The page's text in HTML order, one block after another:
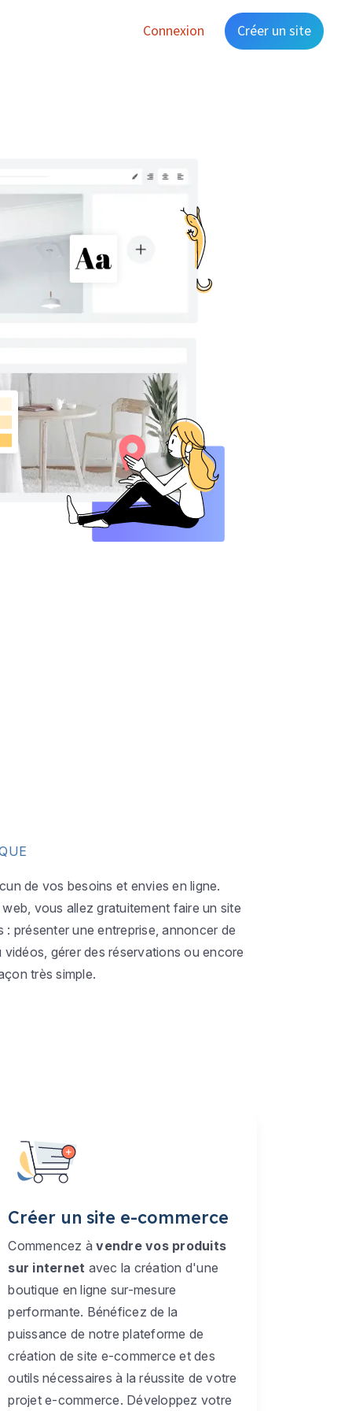
Connexion Créer un site
de vos besoins et envies en ligne.
vous allez gratuitement faire un site
présenter une entreprise, annoncer de
gérer des réservations ou encore
très simple.
Créer un site e-commerce
Commencez àvendre vos produits
sur internet avec la création d'une
boutique en ligne sur-mesure
performante. Bénéficez de la
puissance de notre plateforme de
création de site e-commerce et des
outils nécessaires à la réussite de votre
projet e-commerce. Développez votre